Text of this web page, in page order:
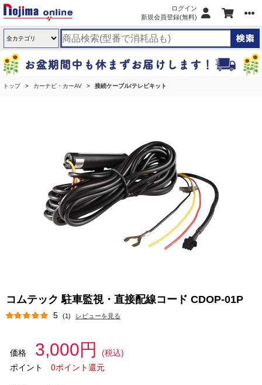
ログイン
新規会員登録(無料)
トップ カーナビ・カーAV 接続ケーブル/テレビキット
コムテック 駐車監視・直接配線コード CDOP-01P
5 (1) レビューを見る
価格 3,000円
(税込)
ポイント
0ポイント還元